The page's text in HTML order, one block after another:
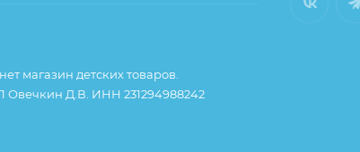
магазин детских товаров.
Д.В. ИНН 231294988242